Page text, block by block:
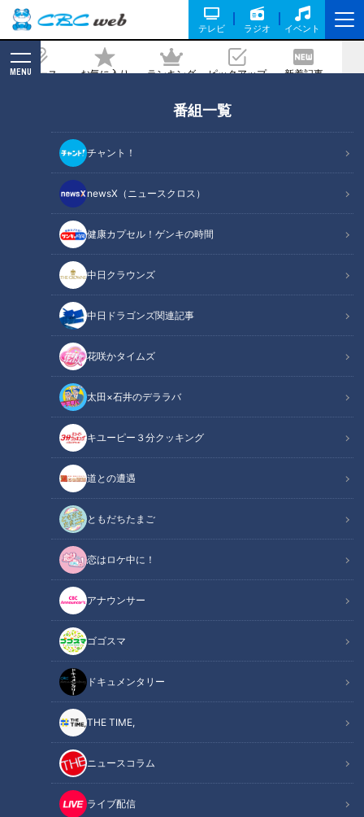
テレビ ラジオ イベント
ニュース お気に入り ランキング ピックアップ 新着記事
MENU
番組一覧
チャント！
newsX（ニュースクロス）
健康カプセル！ゲンキの時間
中日クラウンズ
中日ドラゴンズ関連記事
花咲かタイムズ
太田×石井のデララバ
キユーピー３分クッキング
道との遭遇
ともだちたまご
恋はロケ中に！
アナウンサー
ゴゴスマ
ドキュメンタリー
THE TIME,
ニュースコラム
ライブ配信
ことか” 超一流の策士！名捕手谷繁への
思いを語る！同級生・浅尾拓也投手コー
チ～その2
2021/03/16 15:00
CBCテレビ野球中継「燃えよドラゴンズ」(C)燃えドラch
中日ドラゴンズ
燃えドラch
CBCテレビ野球中継「燃えよドラゴンズ」燃えドラch
吉見一起のヨシトーーク 浅尾拓也後編
吉見一起のヨシトーーク、今回は前回に引き続き、イケメン浅
尾拓也投手コーチとの共演！ドラゴンズの黄金時代を支えた二
人。その成長を促したのは谷繁元信さんだと断言。どんな会話
が繰り広げられていたのか！想像を絶するレベルのやり取りに
注目です！
何度殴ろうかと思ったことか！